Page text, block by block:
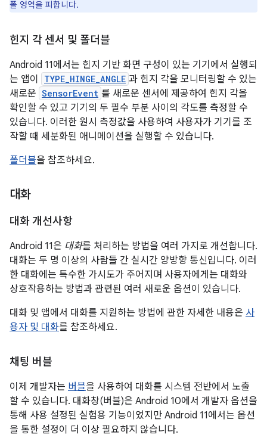
폴 영역을 피합니다.
힌지 각 센서 및 폴더블
Android 11에서는 힌지 기반 화면 구성이 있는 기기에서 실행되
는 앱이
TYPE_HINGE_ANGLE 과 힌지 각을 모니터링할 수 있는
새로운 SensorEvent 를 새로운 센서에 제공하여 힌지 각을
확인할 수 있고 기기의 두 필수 부분 사이의 각도를 측정할 수
있습니다. 이러한 원시 측정값을 사용하여 사용자가 기기를 조
작할 때 세분화된 애니메이션을 실행할 수 있습니다.
폴더블을 참조하세요.
대화
대화 개선사항
Android 11은 대화를 처리하는 방법을 여러 가지로 개선합니다.
대화는 두 명 이상의 사람들 간 실시간 양방향 통신입니다. 이러
한 대화에는 특수한 가시도가 주어지며 사용자에게는 대화와
상호작용하는 방법과 관련된 여러 새로운 옵션이 있습니다.
대화 및 앱에서 대화를 지원하는 방법에 관한 자세한 내용은 사
용자 및 대화를 참조하세요.
채팅 버블
이제 개발자는 버블을 사용하여 대화를 시스템 전반에서 노출
할 수 있습니다. 대화창(버블)은 Android 10에서 개발자 옵션을
통해 사용 설정된 실험용 기능이었지만 Android 11에서는 옵션
을 통한 설정이 더 이상 필요하지 않습니다.